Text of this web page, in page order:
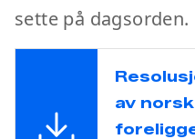
sette på dagsorden.
av